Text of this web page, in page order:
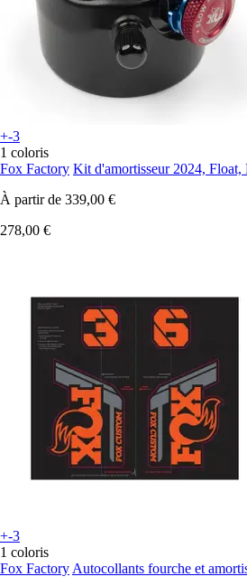
+-3
1 coloris
Fox Factory Kit d'amortisseur 2024, Float,
À partir de 339,00 €
278,00 €
+-3
1 coloris
Fox Factory Autocollants fourche et